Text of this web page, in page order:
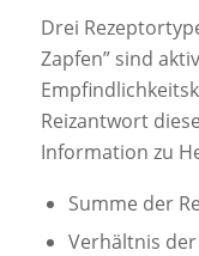
Drei
Zapfen” sind
Reizantwort
Information zu
Summe der
Verhältnis